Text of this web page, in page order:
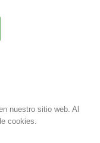
nuestro sitio web. Al
cookies.